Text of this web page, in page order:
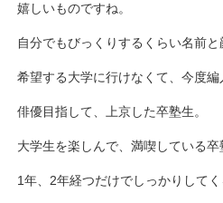
嬉しいものですね。
自分でもびっくりするくらい名前と
希望する大学に行けなくて、今度編
俳優目指して、上京した卒塾生。
大学生を楽しんで、満喫している卒
1年、2年経つだけでしっかりしてく